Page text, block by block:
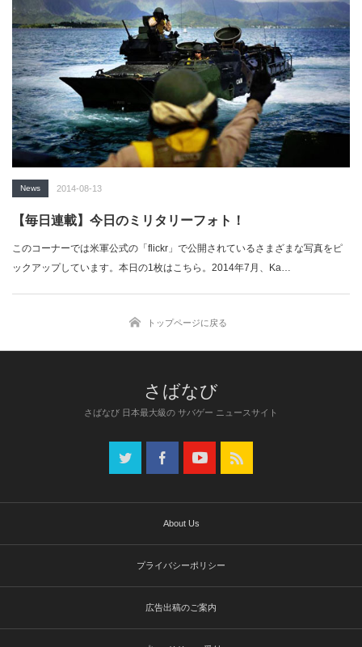
News 2014-08-13
【毎日連載】今日のミリタリーフォト！
このコーナーでは米軍公式の「flickr」で公開されているさまざまな写真をピ
ックアップしています。本日の1枚はこちら。2014年7月、Ka…
トップページに戻る
さばなび 日本最大級の サバゲー ニュースサイト
About Us
プライバシーポリシー
広告出稿のご案内